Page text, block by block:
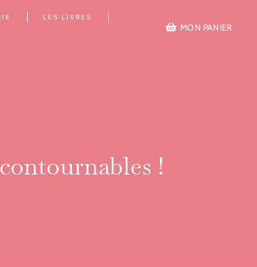
LES LIVRES
MON PANIER
!